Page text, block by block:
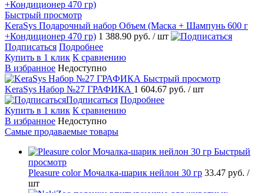
Быстрый просмотр
KeraSys Подарочный набор Объем (Маска + Шампунь 600 г
+Кондиционер 470 гр) 1 388.90 руб. / шт
Подписаться Подробнее
Купить в 1 клик К сравнению
В избранное Недоступно
Быстрый просмотр
KeraSys Набор №27 ГРАФИКА 1 604.67 руб. / шт
Подписаться Подробнее
Купить в 1 клик К сравнению
В избранное Недоступно
Самые продаваемые товары
Быстрый
просмотр
Pleasure сolor Мочалка-шарик нейлон 30 гр 33.47 руб. /
шт